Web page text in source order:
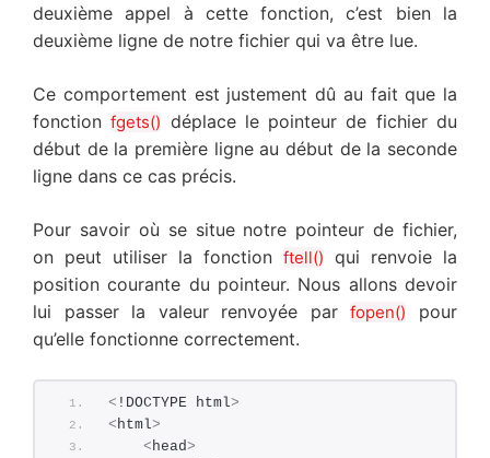
deuxième appel à cette fonction, c’est bien la
deuxième ligne de notre fichier qui va être lue.
Ce comportement est justement dû au fait que la
fonctionfgets() déplace le pointeur de fichier du
début de la première ligne au début de la seconde
ligne dans ce cas précis.
Pour savoir où se situe notre pointeur de fichier,
on peut utiliser la fonction ftell() qui renvoie la
position courante du pointeur. Nous allons devoir
lui passer la valeur renvoyée parfopen()
pour
qu’elle fonctionne correctement.
< !DOCTYPE html>
< html>
< head>